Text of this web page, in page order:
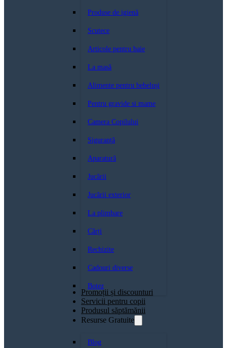
Produse de igienă
Scutece
Articole pentru baie
La masă
Alimente pentru bebeluși
Pentru gravide si mame
Camera Copilului
Siguranță
Aparatură
Jucării
Jucării exterior
La plimbare
Cărți
Rechizite
Cadouri diverse
Botez
Promoții și discounturi
Servicii pentru copii
Produsul săptămănii
Resurse Gratuite
Blog